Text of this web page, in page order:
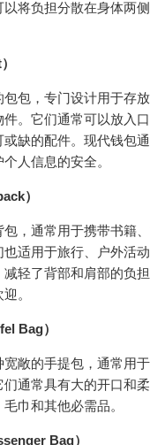
将负担分散在身体两
）
，专门设计用于存放
。它们通常可以放入
缺的配件。现代钱包
人信息的安全。
）
通常用于携带书籍、
也适用于旅行、户外活
轻了背部和肩部的负
。
Bag）
的手提包，通常用于
们通常具有大的开口和
巾和其他必需品。
Bag）